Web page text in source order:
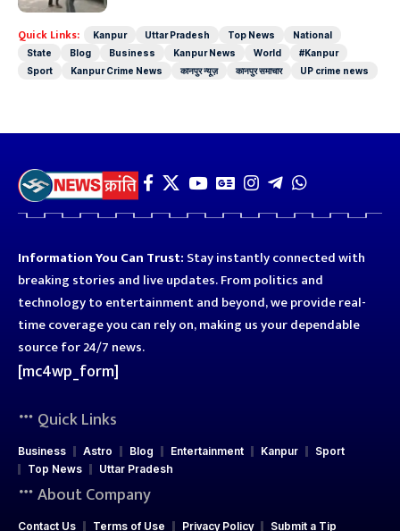
Quick Links: Kanpur Uttar Pradesh Top News
National
State
Blog Business Kanpur News World
#Kanpur
Sport
Kanpur Crime News कानपुर न्यूज़ कानपुर समाचार UP crime news
Information You Can Trust: Stay instantly connected with
breaking stories and live updates. From politics and
technology to entertainment and beyond, we provide real-
time coverage you can rely on, making us your dependable
source for 24/7 news.
[mc4wp_form]
Quick Links
Business Astro Blog Entertainment Kanpur
Sport
Top News
Uttar Pradesh
About Company
Contact Us Terms of Use Privacy Policy Submit a Tip